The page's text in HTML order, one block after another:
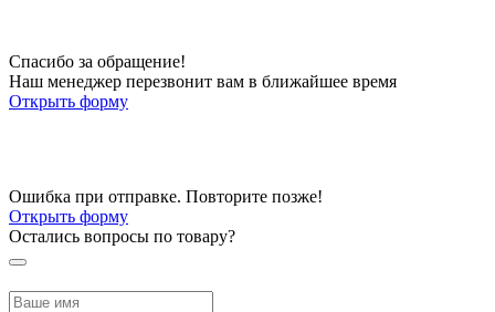
Спасибо за обращение!
Наш менеджер перезвонит вам в ближайшее время
Открыть форму
Ошибка при отправке. Повторите позже!
Открыть форму
Остались вопросы по товару?